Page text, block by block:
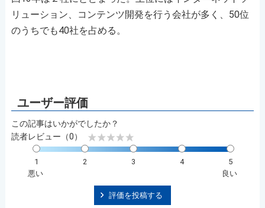
リューション、コンテンツ開発を行う会社が多く、50位
のうちでも40社を占める。
この記事はいかがでしたか？
読者レビュー（0）
1 2 3 4
5
悪い
良い
評価を投稿する